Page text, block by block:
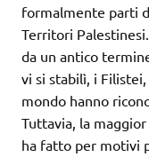
formalmente parti
Territori
da un antico
vi si stabilì, i
mondo hanno
Tuttavia, la
ha fatto per motivi